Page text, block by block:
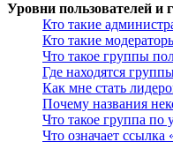
Уровни пользователей и
Кто такие
Кто такие
Что такое группы
Где находятся
Как мне стать
Почему названия
Что такое группа по
Что означает